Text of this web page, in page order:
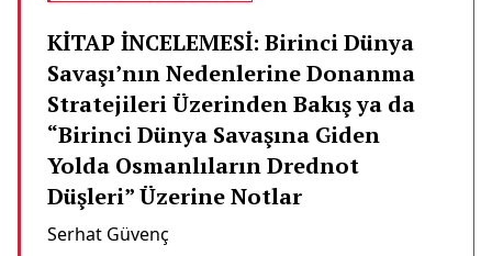
KİTAP İNCELEMESİ: Birinci Dünya
Savaşı’nın Nedenlerine Donanma
Stratejileri Üzerinden Bakış ya da
“Birinci Dünya Savaşına Giden
Yolda Osmanlıların Drednot
Düşleri” Üzerine Notlar
Serhat Güvenç